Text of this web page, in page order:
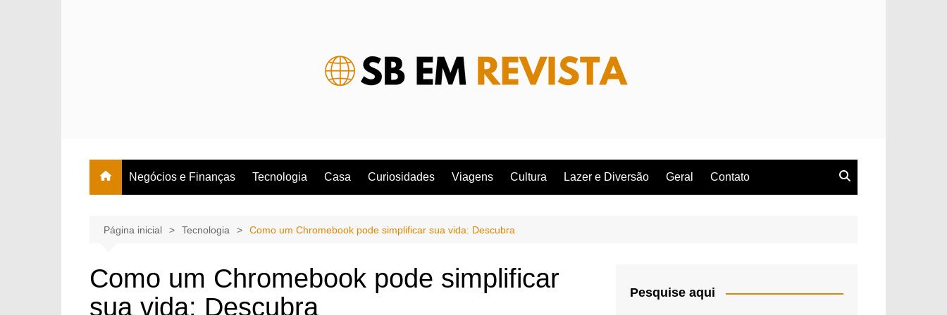
Negócios e Finanças Tecnologia Casa Curiosidades Viagens Cultura Lazer e Diversão Geral Contato
Página inicial Tecnologia Como um Chromebook pode simplificar sua vida: Descubra
Como um Chromebook pode simplificar
sua vida: Descubra
Pesquise aqui